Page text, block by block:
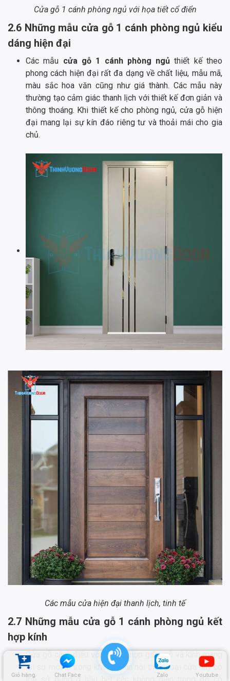
Giỏ hàng Chat Face Zalo Youtube
Cửa gỗ 1 cánh phòng ngủ với họa tiết cổ điển
2.6 Những mẫu cửa gỗ 1 cánh phòng ngủ kiểu
dáng hiện đại
Các mẫu cửa gỗ 1 cánh phòng ngủ thiết kế theo
phong cách hiện đại rất đa dạng về chất liệu, mẫu mã,
màu sắc hoa văn cũng như giá thành. Các mẫu này
thường tạo cảm giác thanh lịch với thiết kế đơn giản và
thông thoáng. Khi thiết kế cho phòng ngủ, cửa gỗ hiện
đại mang lại sự kín đáo riêng tư và thoải mái cho gia
chủ.
Các mẫu cửa hiện đại thanh lịch, tinh tế
2.7 Những mẫu cửa gỗ 1 cánh phòng ngủ kết
hợp kính
Cửa gỗ cách điệu với sự kết hợp giữa gỗ và kính mang
lại sự mới lạ trong không gian nội thất. Loại cửa này có
thể sử dụng ở hầu hết các không gian trong đó có